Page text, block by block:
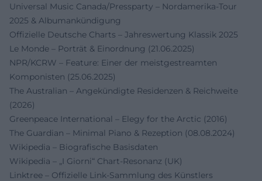
Universal Music Canada/Pressparty – Nordamerika‑Tour
2025 & Albumankündigung
Offizielle Deutsche Charts – Jahreswertung Klassik 2025
Le Monde – Porträt & Einordnung (21.06.2025)
NPR/KCRW – Feature: Einer der meistgestreamten
Komponisten (25.06.2025)
The Australian – Angekündigte Residenzen & Reichweite
(2026)
Greenpeace International – Elegy for the Arctic (2016)
The Guardian – Minimal Piano & Rezeption (08.08.2024)
Wikipedia – Biografische Basisdaten
Wikipedia – „I Giorni“ Chart‑Resonanz (UK)
Linktree – Offizielle Link‑Sammlung des Künstlers